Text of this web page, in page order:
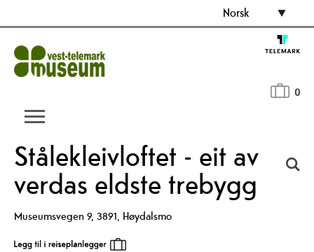
Norsk
0
Stålekleivloftet - eit av
verdas eldste trebygg
Museumsvegen 9, 3891, Høydalsmo